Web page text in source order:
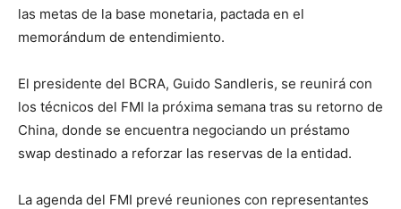
las metas de la base monetaria, pactada en el
memorándum de entendimiento.
El presidente del BCRA, Guido Sandleris, se reunirá con
los técnicos del FMI la próxima semana tras su retorno de
China, donde se encuentra negociando un préstamo
swap destinado a reforzar las reservas de la entidad.
La agenda del FMI prevé reuniones con representantes